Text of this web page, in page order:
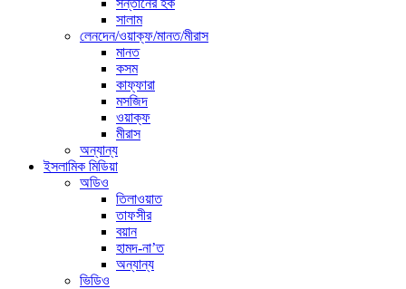
সন্তানের হক
সালাম
লেনদেন/ওয়াক্ফ/মানত/মীরাস
মানত
কসম
কাফ্ফারা
মসজিদ
ওয়াক্ফ
মীরাস
অন্যান্য
ইসলামিক মিডিয়া
অডিও
তিলাওয়াত
তাফসীর
বয়ান
হামদ-না’ত
অন্যান্য
ভিডিও